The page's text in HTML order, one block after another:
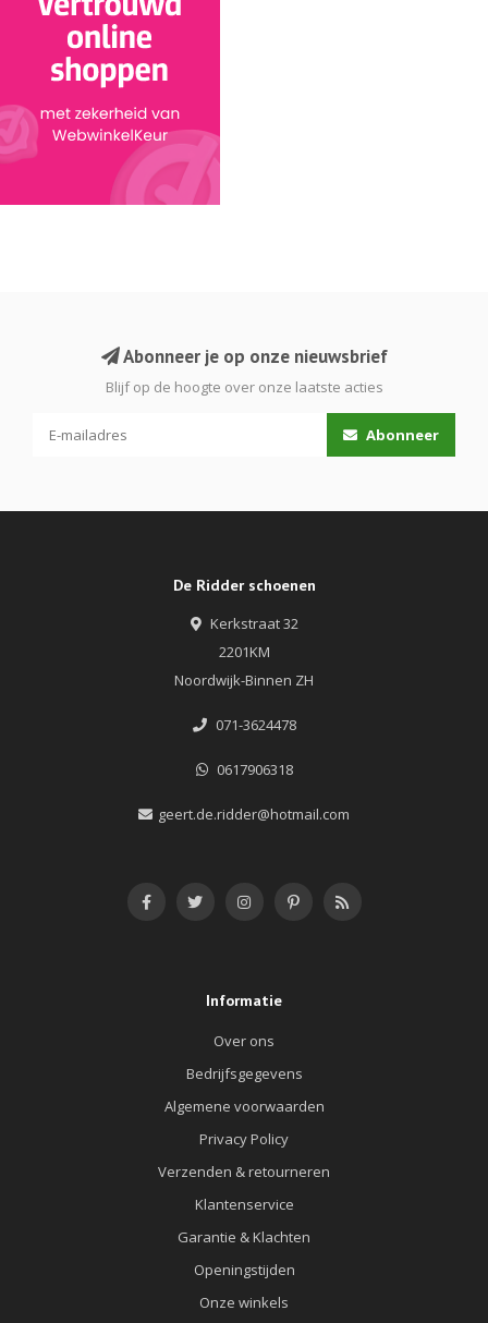
Abonneer je op onze nieuwsbrief
Blijf op de hoogte over onze laatste acties
Abonneer
De Ridder schoenen
Kerkstraat 32
2201KM
Noordwijk-Binnen ZH
071-3624478
0617906318
geert.de.ridder@hotmail.com
Informatie
Over ons
Bedrijfsgegevens
Algemene voorwaarden
Privacy Policy
Verzenden & retourneren
Klantenservice
Garantie & Klachten
Openingstijden
Onze winkels